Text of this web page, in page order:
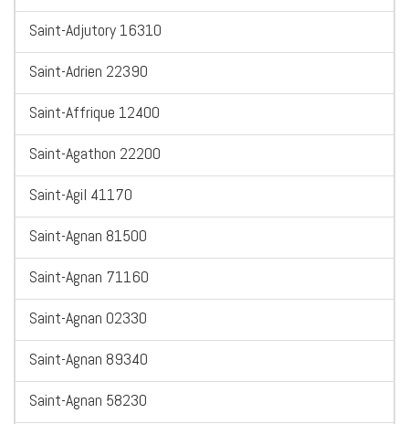
Saint-Adjutory 16310
Saint-Adrien 22390
Saint-Affrique 12400
Saint-Agathon 22200
Saint-Agil 41170
Saint-Agnan 81500
Saint-Agnan 71160
Saint-Agnan 02330
Saint-Agnan 89340
Saint-Agnan 58230